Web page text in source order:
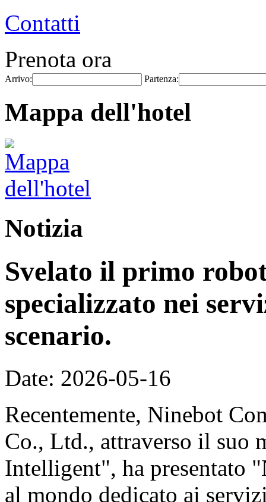
Contatti
Prenota ora
Arrivo: Partenza:
Mappa dell'hotel
Notizia
Svelato il primo
specializzato nei
scenario.
Date: 2026-05-16
Recentemente, Ninebot
Co., Ltd., attraverso il suo
Intelligent", ha
al mondo dedicato ai